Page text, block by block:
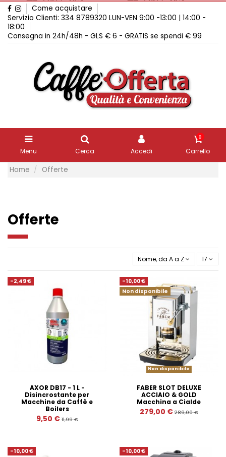
Come acquistare
Servizio Clienti: 334 8789320 LUN-VEN 9:00 -13:00 | 14:00 -
18:00
Consegna in 24h/48h - GLS € 6 - GRATIS se spendi € 99
Menu Cerca Accedi
0
Carrello
Home Offerte
Offerte
Nome, da A a Z 17
-2,49 €
AXOR DB17 - 1 L -
Disincrostante per
Macchine da Caffè e
Boilers
9,50 € 11,99 €
-10,00 €
Non disponibile
Non disponibile
FABER SLOT DELUXE
ACCIAIO & GOLD
Macchina a Cialde
279,00 € 289,00 €
-10,00 €
-10,00 €